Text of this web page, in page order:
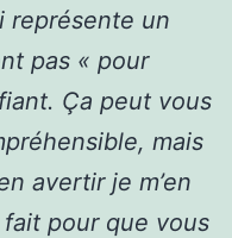
représente un
pas « pour
Ça peut vous
mais
avertir je m’en
fait pour que vous